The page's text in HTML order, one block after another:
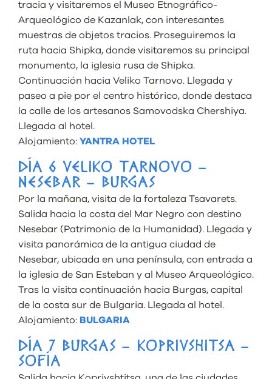
tracia y visitaremos el Museo Etnográfico-
Arqueológico de Kazanlak, con interesantes
muestras de objetos tracios. Proseguiremos la
ruta hacia Shipka, donde visitaremos su principal
monumento, la iglesia rusa de Shipka.
Continuación hacia Veliko Tarnovo. Llegada y
paseo a pie por el centro histórico, donde destaca
la calle de los artesanos Samovodska Chershiya.
Llegada al hotel.
Alojamiento: YANTRA HOTEL
DÍA 6 VELIKO TARNOVO –
NESEBAR – BURGAS
Por la mañana, visita de la fortaleza Tsavarets.
Salida hacia la costa del Mar Negro con destino
Nesebar (Patrimonio de la Humanidad). Llegada y
visita panorámica de la antigua ciudad de
Nesebar, ubicada en una península, con entrada a
la iglesia de San Esteban y al Museo Arqueológico.
Tras la visita continuación hacia Burgas, capital
de la costa sur de Bulgaria. Llegada al hotel.
Alojamiento: BULGARIA
DÍA 7 BURGAS – KOPRIVSHITSA –
SOFÍA